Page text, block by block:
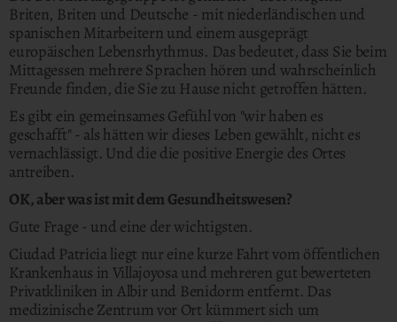
Briten, Briten und Deutsche - mit niederländischen und
spanischen Mitarbeitern und einem ausgeprägt
europäischen Lebensrhythmus. Das bedeutet, dass Sie beim
Mittagessen mehrere Sprachen hören und wahrscheinlich
Freunde finden, die Sie zu Hause nicht getroffen hätten.
Es gibt ein gemeinsames Gefühl von "wir haben es
geschafft" - als hätten wir dieses Leben gewählt, nicht es
vernachlässigt. Und die die positive Energie des Ortes
antreiben.
OK, aber was ist mit dem Gesundheitswesen?
Gute Frage - und eine der wichtigsten.
Ciudad Patricia liegt nur eine kurze Fahrt vom öffentlichen
Krankenhaus in Villajoyosa und mehreren gut bewerteten
Privatkliniken in Albir und Benidorm entfernt. Das
medizinische Zentrum vor Ort kümmert sich um